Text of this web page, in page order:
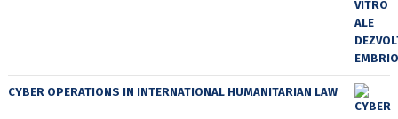
CYBER OPERATIONS IN INTERNATIONAL HUMANITARIAN LAW